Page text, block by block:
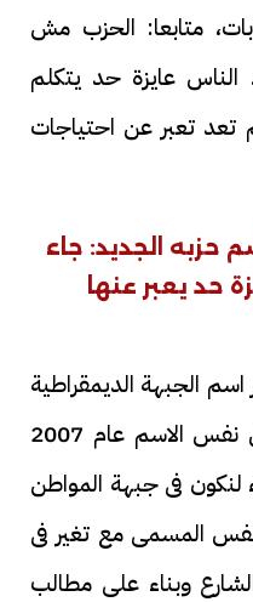
متابعا: الحزب مش
عايزة حد يتكلم
تعد تعبر عن احتياجات
حزبه الجديد: جاء
حد يعبر عنها
الجبهة الديمقراطية
بالرغم من وجود حزب يحمل نفس الاسم عام 2007
فى جبهة المواطن
المسمى مع تغير فى
وبناء على مطالب